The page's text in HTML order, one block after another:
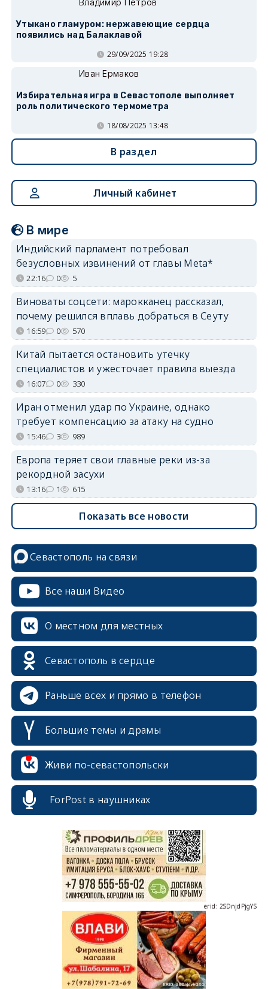
Владимир Петров
Утыкано гламуром: нержавеющие сердца
появились над Балаклавой
29/09/2025 19:28
Иван Ермаков
Избирательная игра в Севастополе выполняет
роль политического термометра
18/08/2025 13:48
В раздел
Личный кабинет
В мире
Индийский парламент потребовал
безусловных извинений от главы Meta*
22:16 0 5
Виноваты соцсети: марокканец рассказал,
почему решился вплавь добраться в Сеуту
16:59 0 570
Китай пытается остановить утечку
специалистов и ужесточает правила выезда
16:07 0 330
Иран отменил удар по Украине, однако
требует компенсацию за атаку на судно
15:46 3 989
Европа теряет свои главные реки из-за
рекордной засухи
13:16 1 615
Показать все новости
Севастополь на связи
Все наши Видео
О местном для местных
Севастополь в сердце
Раньше всех и прямо в телефон
Большие темы и драмы
Живи по-севастопольски
ForPost в наушниках
erid: 2SDnjdPjgYS
erid: 2SDnjdvhGXG